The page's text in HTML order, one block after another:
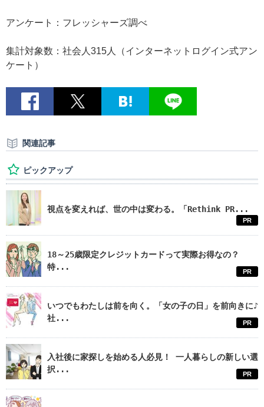
アンケート：フレッシャーズ調べ
集計対象数：社会人315人（インターネットログイン式アン
ケート）
関連記事
ピックアップ
視点を変えれば、世の中は変わる。「Rethink PR...
PR
18～25歳限定クレジットカードって実際お得なの？
特...
PR
いつでもわたしは前を向く。「女の子の日」を前向きに♪
社...
PR
入社後に家探しを始める人必見！ 一人暮らしの新しい選
択...
PR